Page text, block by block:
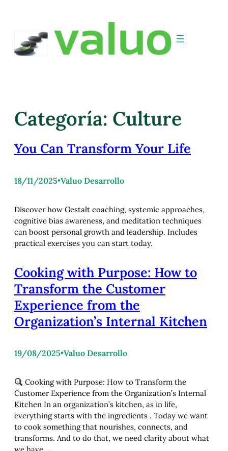
Categoría: Culture
You Can Transform Your Life
18/11/2025•Valuo Desarrollo
Discover how Gestalt coaching, systemic approaches,
cognitive bias awareness, and meditation techniques
can boost personal growth and leadership. Includes
practical exercises you can start today.
Cooking with Purpose: How to
Transform the Customer
Experience from the
Organization’s Internal Kitchen
19/08/2025•Valuo Desarrollo
Cooking with Purpose: How to Transform the
Customer Experience from the Organization’s Internal
Kitchen In an organization’s kitchen, as in life,
everything starts with the ingredients . Today we want
to cook something that nourishes, connects, and
transforms. And to do that, we need clarity about what